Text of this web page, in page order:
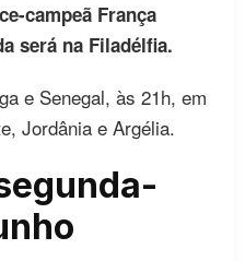
campeã França
será na Filadélfia.
e Senegal, às 21h, em
Jordânia e Argélia.